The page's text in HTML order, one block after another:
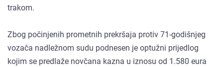
trakom.
Zbog počinjenih prometnih prekršaja protiv 71-godišnjeg
vozača nadležnom sudu podnesen je optužni prijedlog
kojim se predlaže novčana kazna u iznosu od 1.580 eura